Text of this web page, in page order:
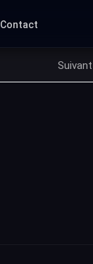
Contact
Suivant